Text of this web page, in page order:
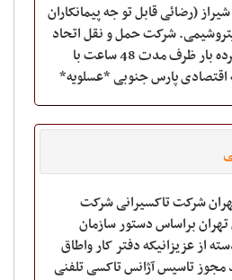
شرکت حمل و نقل اتحاد شیراز (رضائی قابل تو جه پیمانکاران
و شرکتهای نفت ، گاز و پتروشیمی. شرکت حمل و نقل اتحاد
شیراز اماده حمل بار و خرده بار ظرف مدت 48 ساعت با
اقتصادی پارس جنوبی *عسلویه*
قابل توجه امت بزرگوار تهران شرکت تاکسیرانی شرکت
تهران براساس دستور سازمان
از عزیزانیکه دفتر کار واطاق
مجوز تاسیس آژانس تاکسی تلفنی